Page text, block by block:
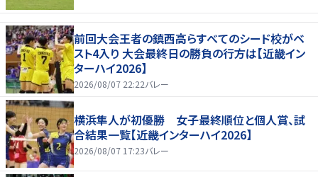
前回大会王者の鎮西高らすべてのシード校がベ
スト4入り 大会最終日の勝負の行方は【近畿イン
ターハイ2026】
2026/08/07 22:22バレー
横浜隼人が初優勝 女子最終順位と個人賞、試
合結果一覧【近畿インターハイ2026】
2026/08/07 17:23バレー